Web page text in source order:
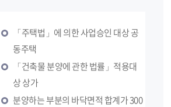
「주택법」에 의한 사업승인 대상 공
동주택
「건축물 분양에 관한 법률」적용대
상 상가
분양하는 부분의 바닥면적 합계가 300